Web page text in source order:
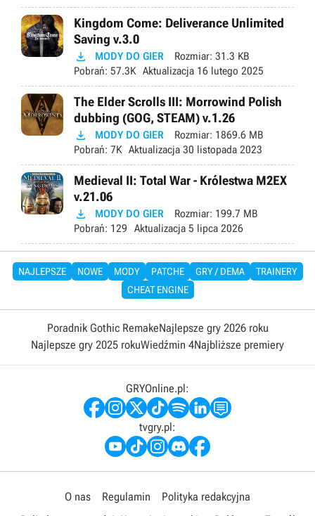
Kingdom Come: Deliverance Unlimited
Saving v.3.0
 MODY DO GIER Rozmiar: 31.3 KB
Pobrań: 57.3K Aktualizacja 16 lutego 2025
The Elder Scrolls III: Morrowind Polish
dubbing (GOG, STEAM) v.1.26
 MODY DO GIER Rozmiar: 1869.6 MB
Pobrań: 7K Aktualizacja 30 listopada 2023
Medieval II: Total War - Królestwa M2EX
v.21.06
 MODY DO GIER Rozmiar: 199.7 MB
Pobrań: 129 Aktualizacja 5 lipca 2026
NAJLEPSZE NOWE MODY PATCHE GRY / DEMA
TRAINERY
CHEAT ENGINE
Poradnik Gothic RemakeNajlepsze gry 2026 roku
Najlepsze gry 2025 rokuWiedźmin 4Najbliższe premiery
GRYOnline.pl:
tvgry.pl:
O nas Regulamin
Polityka redakcyjna